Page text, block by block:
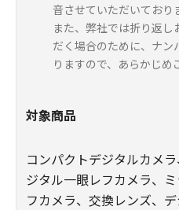
音させていただいており
また、弊社では折り返
だく場合のために、ナン
りますので、あらかじめ
対象商品
コンパクトデジタルカメ
ジタル一眼レフカメラ、
フカメラ、交換レンズ、